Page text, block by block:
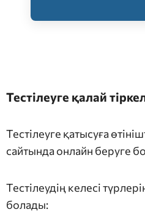
Тестілеуге қалай
Тестілеуге қатысуға
сайтында онлайн беруге
Тестілеудің келесі
болады: